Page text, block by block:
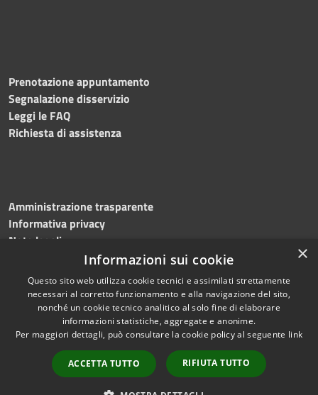
Prenotazione appuntamento
Segnalazione disservizio
Leggi le FAQ
Richiesta di assistenza
Amministrazione trasparente
Informativa privacy
Note legali
Dichiarazione di accessibilità
Accessibilità
Copyright © 2026 • Comune di
Greci • Powered by
Municipium•
Accesso
redazione
×
Informazioni sui cookie
Questo sito web utilizza cookie tecnici e assimilati strettamente
necessari al corretto funzionamento e alla navigazione del sito,
nonché un cookie tecnico analitico al solo fine di elaborare
informazioni statistiche, aggregate e anonime.
Per maggiori dettagli, può consultare la cookie policy al seguente link
ACCETTA TUTTO RIFIUTA TUTTO